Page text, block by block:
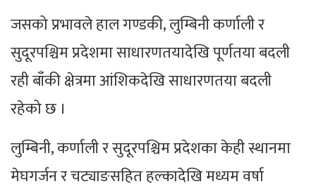
जसको प्रभावले हाल गण्डकी, लुम्बिनी कर्णाली र
सुदूरपश्चिम प्रदेशमा साधारणतयादेखि पूर्णतया बदली
रही बाँकी क्षेत्रमा आंशिकदेखि साधारणतया बदली
रहेको छ ।
लुम्बिनी, कर्णाली र सुदूरपश्चिम प्रदेशका केही स्थानमा
मेघगर्जन र चट्याङसहित हल्कादेखि मध्यम वर्षा